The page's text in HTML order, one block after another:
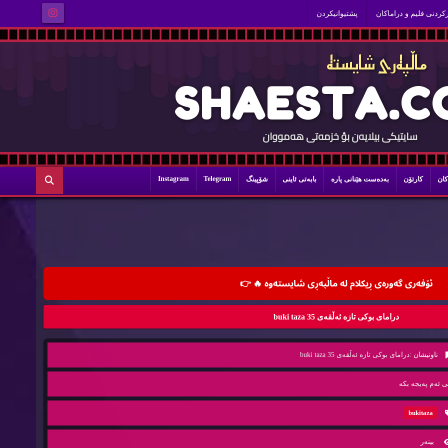
فلیم و دراماكان پشتیوانیكردن
ماڵپه‌ری شایسته‌
SHAESTA.C
سایتيكی بيلایه‌ن بؤ خزمه‌تی هه‌مووان
كارتۆن به‌ده‌ست هێنانی پاره‌ بابه‌تی ئاینی شۆپینگ Telegram
Instagram
ئۆفه‌ری گه‌وره‌ی ڕیكلام له‌ ماڵپه‌ڕی شایسته‌وه‌ 🔥👉
درامای بوکی تازە ئەڵقەی 35 buki taza
ناونیشان :درامای بوکی تازە ئەڵقەی 35 buki taza
ئه‌م په‌یجه‌ بكه‌
bukitaza
بینه‌ر